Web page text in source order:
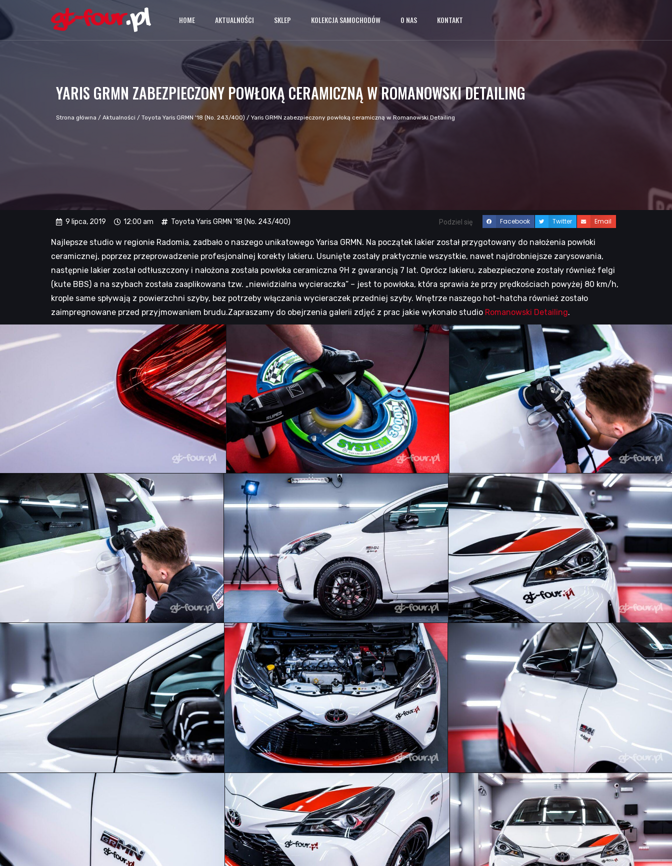
HOME AKTUALNOŚCI SKLEP KOLEKCJA SAMOCHODÓW O NAS KONTAKT
YARIS GRMN ZABEZPIECZONY POWŁOKĄ CERAMICZNĄ W ROMANOWSKI DETAILING
Strona główna / Aktualności / Toyota Yaris GRMN '18 (No. 243/400) / Yaris GRMN zabezpieczony powłoką ceramiczną w Romanowski Detailing
9 lipca, 2019 12:00 am Toyota Yaris GRMN '18 (No. 243/400) Podziel się Facebook Twitter Email
Najlepsze studio w regionie Radomia, zadbało o naszego unikatowego Yarisa GRMN. Na początek lakier został przygotowany do nałożenia powłoki
ceramicznej, poprzez przeprowadzenie profesjonalnej korekty lakieru. Usunięte zostały praktycznie wszystkie, nawet najdrobniejsze zarysowania,
następnie lakier został odtłuszczony i nałożona została powłoka ceramiczna 9H z gwarancją 7 lat. Oprócz lakieru, zabezpieczone zostały również felgi
(kute BBS) a na szybach została zaaplikowana tzw. „niewidzialna wycieraczka” – jest to powłoka, która sprawia że przy prędkościach powyżej 80 km/h,
krople same spływają z powierzchni szyby, bez potrzeby włączania wycieraczek przedniej szyby. Wnętrze naszego hot-hatcha również zostało
zaimpregnowane przed przyjmowaniem brudu.Zapraszamy do obejrzenia galerii zdjęć z prac jakie wykonało studio Romanowski Detailing.